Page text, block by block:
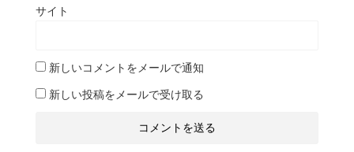
サイト
新しいコメントをメールで通知
新しい投稿をメールで受け取る